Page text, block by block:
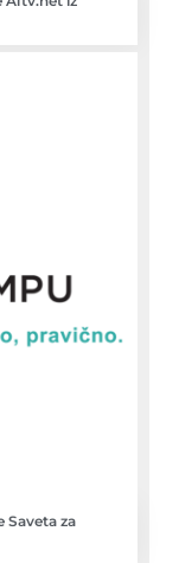
Saveta za